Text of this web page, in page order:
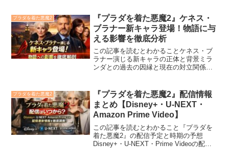
けの見逃せない購入・収集ポイント2026
年5月1日公開予定の...
プラダを着た悪魔2
『プラダを着た悪魔2』ケネス・
ブラナー新キャラ登場！物語に与
える影響を徹底分析
この記事を読むとわかることケネス・ブ
ラナー演じる新キャラの正体と背景ミラ
ンダとの過去の因縁と現在の対立関係ア
ての深みと見どころの整理2026年5月1日
公開予定の『プラダ...
プラダを着た悪魔2
『プラダを着た悪魔2』配信情報
まとめ【Disney+・U-NEXT・
Amazon Prime Video】
この記事を読むとわかること『プラダを
着た悪魔2』の配信予定と時期の予想
Disney+・U-NEXT・Prime Videoの配信